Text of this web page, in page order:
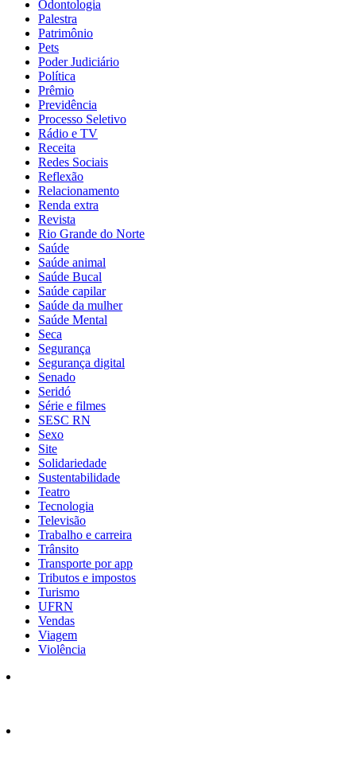
Odontologia
Palestra
Patrimônio
Pets
Poder Judiciário
Política
Prêmio
Previdência
Processo Seletivo
Rádio e TV
Receita
Redes Sociais
Reflexão
Relacionamento
Renda extra
Revista
Rio Grande do Norte
Saúde
Saúde animal
Saúde Bucal
Saúde capilar
Saúde da mulher
Saúde Mental
Seca
Segurança
Segurança digital
Senado
Seridó
Série e filmes
SESC RN
Sexo
Site
Solidariedade
Sustentabilidade
Teatro
Tecnologia
Televisão
Trabalho e carreira
Trânsito
Transporte por app
Tributos e impostos
Turismo
UFRN
Vendas
Viagem
Violência